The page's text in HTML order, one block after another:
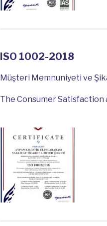
ISO 1002-2018
Müşteri Memnuniyeti ve
The Consumer Satisfaction